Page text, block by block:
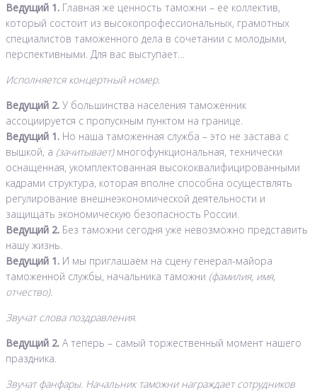
Ведущий 1. Главная же ценность таможни – ее коллектив,
который состоит из высокопрофессиональных, грамотных
специалистов таможенного дела в сочетании с молодыми,
перспективными. Для вас выступает…
Исполняется концертный номер.
Ведущий 2. У большинства населения таможенник
ассоциируется с пропускным пунктом на границе.
Ведущий 1. Но наша таможенная служба – это не застава с
вышкой, а (зачитывает) многофункциональная, технически
оснащенная, укомплектованная высококвалифицированными
кадрами структура, которая вполне способна осуществлять
регулирование внешнеэкономической деятельности и
защищать экономическую безопасность России.
Ведущий 2. Без таможни сегодня уже невозможно представить
нашу жизнь.
Ведущий 1. И мы приглашаем на сцену генерал-майора
таможенной службы, начальника таможни (фамилия, имя,
отчество).
Звучат слова поздравления.
Ведущий 2. А теперь – самый торжественный момент нашего
праздника.
Звучат фанфары. Начальник таможни награждает сотрудников